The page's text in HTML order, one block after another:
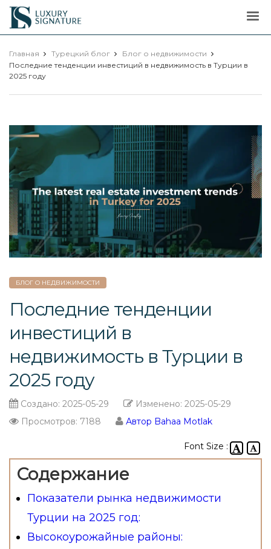
Luxury
Signature
Главная Турецкий блог
Блог о недвижимости
Последние тенденции инвестиций в недвижимость в Турции в
2025 году
БЛОГ О НЕДВИЖИМОСТИ
Последние тенденции
инвестиций в
недвижимость в Турции в
2025 году
Создано: 2025-05-29 Изменено: 2025-05-29
Просмотров: 7188
Автор Bahaa Motlak
Font Size :
Содержание
Показатели рынка недвижимости
Турции на 2025 год:
Высокоурожайные районы: